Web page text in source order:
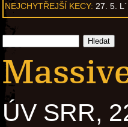
NEJCHYTŘEJŠÍ KECY: 27. 5.
ÚV SRR,